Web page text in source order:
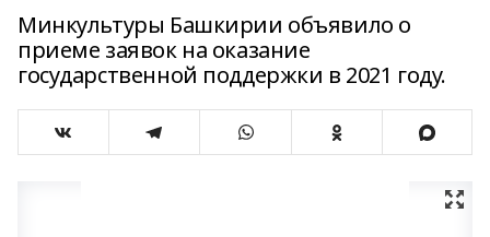
Минкультуры Башкирии объявило о
приеме заявок на оказание
государственной поддержки в 2021 году.